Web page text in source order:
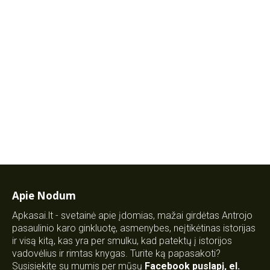
Apie Nodum
Apkasai.lt - svetainė apie įdomias, mažai girdėtas Antrojo
pasaulinio karo ginkluotę, asmenybes, neįtikėtinas istorijas
ir visą kitą, kas yra per smulku, kad patektų į istorijos
vadovėlius ir rimtas knygas. Turite ką papasakoti?
Susisiekite su mumis per mūsų Facebook puslapį, el.